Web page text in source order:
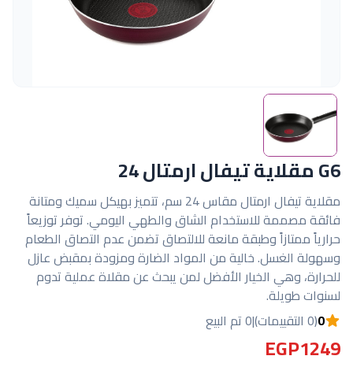
G6 مقلاية تيفال ارمتال 24
مقلاية تيفال ارمتال مقاس 24 سم، تتميز بهيكل سميك ومتانة
فائقة مصممة للاستخدام الشاق والطهي اليومي. توفر توزيعاً
حرارياً ممتازاً وطبقة مانعة للالتصاق تضمن عدم التصاق الطعام
وسهولة الغسل. خالية من المواد الضارة ومزودة بمقبض عازل
للحرارة، وهي الخيار الأفضل لمن يبحث عن مقلاة عملية تدوم
لسنوات طويلة.
0(0 التقييمات) |0 تم البيع
EGP1249